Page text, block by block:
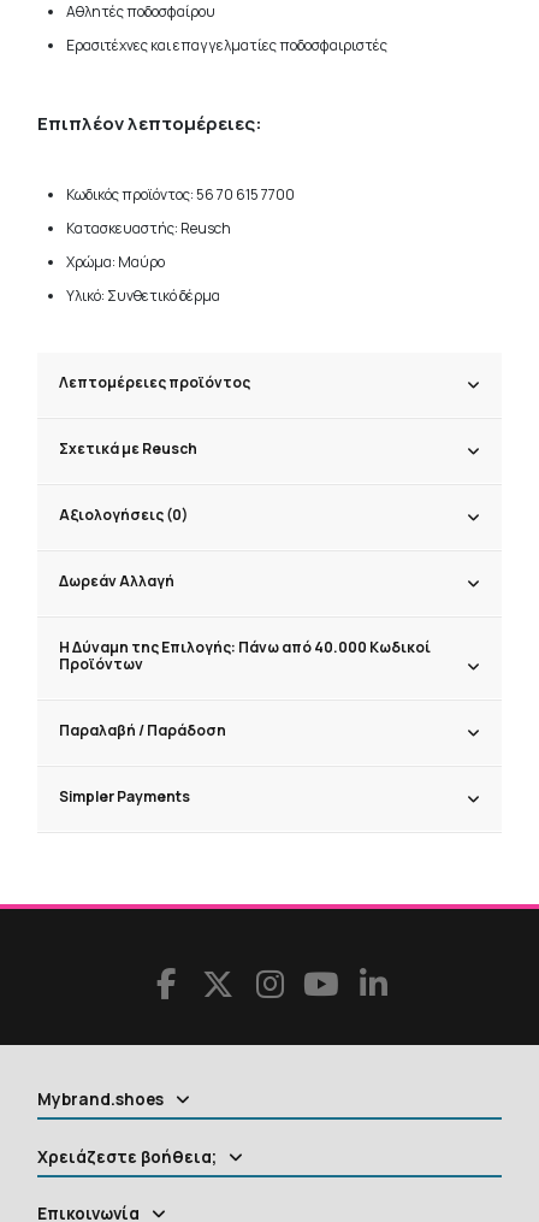
Αθλητές ποδοσφαίρου
Ερασιτέχνες και επαγγελματίες ποδοσφαιριστές
Επιπλέον λεπτομέρειες:
Κωδικός προϊόντος: 56 70 615 7700
Κατασκευαστής: Reusch
Χρώμα: Μαύρο
Υλικό: Συνθετικό δέρμα
Λεπτομέρειες προϊόντος
Σχετικά με Reusch
Αξιολογήσεις (0)
Δωρεάν Αλλαγή
Η Δύναμη της Επιλογής: Πάνω από 40.000 Κωδικοί
Προϊόντων
Παραλαβή / Παράδoση
Simpler Payments
Mybrand.shoes
Χρειάζεστε βοήθεια;
Επικοινωνία